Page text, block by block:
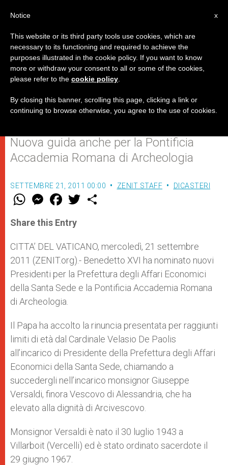
La Prefettura degli Affari
Economici della S. Sede ha un
nuovo Presidente
Nuova guida anche per la Pontificia
Accademia Romana di Archeologia
SETTEMBRE 21, 2011 00:00 ZENIT STAFF DICASTERI
W
t
s
p
p
M
e
s
e
g
e
r
F
a
e
b
o
k
w
r
Share this Entry
CITTA’ DEL VATICANO, mercoledì, 21 settembre
2011 (ZENIT.org).- Benedetto XVI ha nominato nuovi
Presidenti per la Prefettura degli Affari Economici
della Santa Sede e la Pontificia Accademia Romana
di Archeologia.
Il Papa ha accolto la rinuncia presentata per raggiunti
limiti di età dal Cardinale Velasio De Paolis
all’incarico di Presidente della Prefettura degli Affari
Economici della Santa Sede, chiamando a
succedergli nell’incarico monsignor Giuseppe
Versaldi, finora Vescovo di Alessandria, che ha
elevato alla dignità di Arcivescovo.
Monsignor Versaldi è nato il 30 luglio 1943 a
Villarboit (Vercelli) ed è stato ordinato sacerdote il
29 giugno 1967.
x
Notice
This website or its third party tools use cookies, which are
necessary to its functioning and required to achieve the
purposes illustrated in the cookie policy. If you want to know
more or withdraw your consent to all or some of the cookies,
please refer to the cookie policy
By closing this banner, scrolling this page, clicking a link or
continuing to browse otherwise, you agree to the use of cookies.